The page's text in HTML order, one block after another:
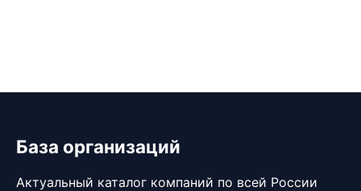
База организаций
Актуальный каталог компаний по всей России